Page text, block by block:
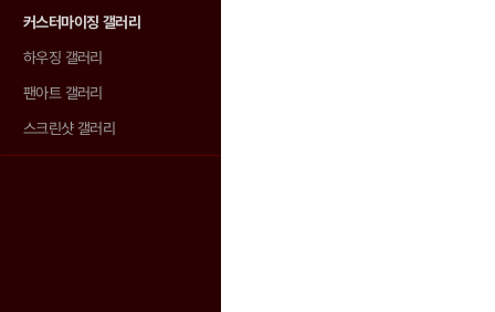
커스터마이징 갤러리
하우징 갤러리
팬아트 갤러리
스크린샷 갤러리